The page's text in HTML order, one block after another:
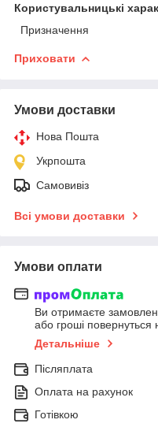
Користувальницькі
Призначення
Приховати
Умови доставки
Нова Пошта
Укрпошта
Самовивіз
Всі умови доставки
Умови оплати
Ви отримаєте
або гроші повернуться
Детальніше
Післяплата
Оплата на рахунок
Готівкою